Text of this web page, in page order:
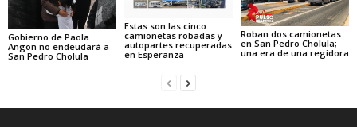
Gobierno de Paola
Angon no endeudará a
San Pedro Cholula
Estas son las cinco
camionetas robadas y
autopartes recuperadas
en Esperanza
Roban dos camionetas
en San Pedro Cholula;
una era de una regidora